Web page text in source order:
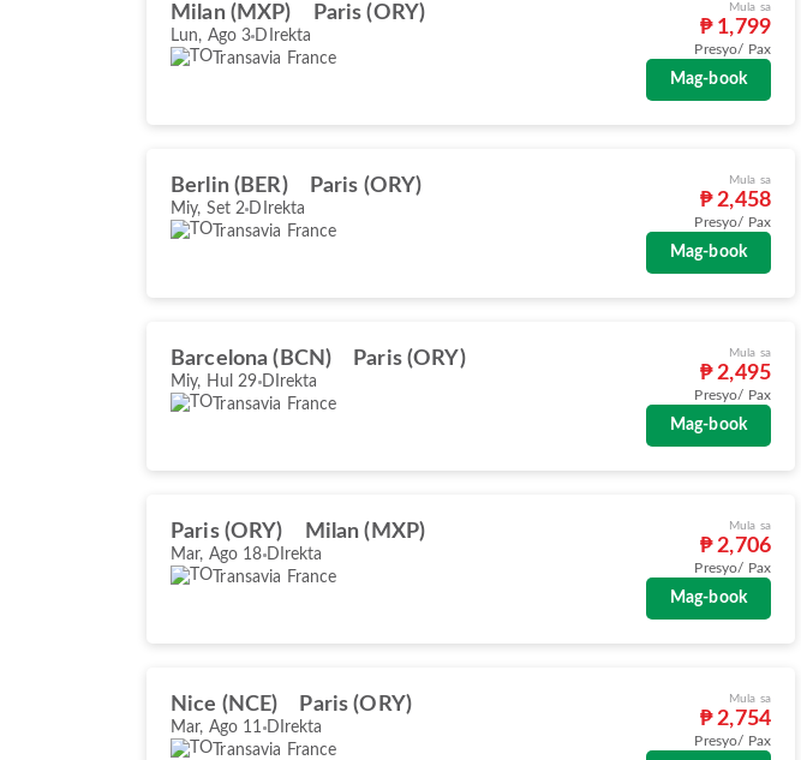
Milan (MXP) Paris (ORY)
Lun, Ago 3 DIrekta
Transavia France
Mula sa
₱ 1,799
Presyo/ Pax
Mag-book
Berlin (BER) Paris (ORY)
Miy, Set 2 DIrekta
Transavia France
Mula sa
₱ 2,458
Presyo/ Pax
Mag-book
Barcelona (BCN) Paris (ORY)
Miy, Hul 29 DIrekta
Transavia France
Mula sa
₱ 2,495
Presyo/ Pax
Mag-book
Paris (ORY) Milan (MXP)
Mar, Ago 18 DIrekta
Transavia France
Mula sa
₱ 2,706
Presyo/ Pax
Mag-book
Nice (NCE) Paris (ORY)
Mar, Ago 11 DIrekta
Transavia France
Mula sa
₱ 2,754
Presyo/ Pax